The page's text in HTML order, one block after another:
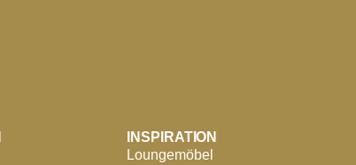
INSPIRATION
Loungemöbel